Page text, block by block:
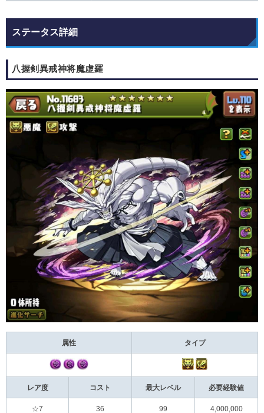
ステータス詳細
八握剣異戒神将魔虚羅
属性 タイプ
レア度 コスト 最大レベル 必要経験値
☆7 36 99 4,000,000